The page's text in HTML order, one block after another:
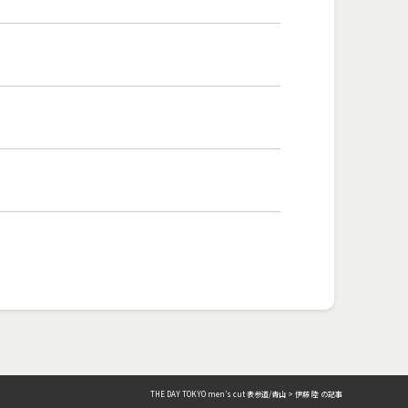
THE DAY TOKYO men’s cut 表参道/青山 > 伊藤 陸 の記事